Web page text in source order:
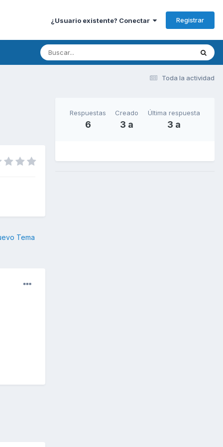
¿Usuario existente? Conectar Registrar
Toda la actividad
Tema
Respuestas
6
Creado
3 a
Última respuesta
3 a